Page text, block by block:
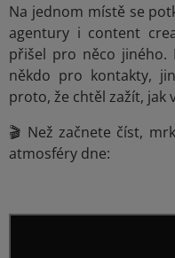
Na jednom místě se
agentury i content
přišel pro něco jiného.
někdo pro kontakty,
proto, že chtěl zažít, jak
🎬 Než začnete číst,
atmosféry dne: